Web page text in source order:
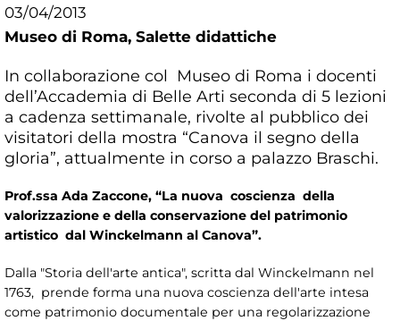
03/04/2013
Museo di Roma, Salette didattiche
In collaborazione col Museo di Roma i docenti
dell’Accademia di Belle Arti seconda di 5 lezioni
a cadenza settimanale, rivolte al pubblico dei
visitatori della mostra “Canova il segno della
gloria”, attualmente in corso a palazzo Braschi.
Prof.ssa Ada Zaccone, “La nuova coscienza della
valorizzazione e della conservazione del patrimonio
artistico dal Winckelmann al Canova”.
Dalla "Storia dell'arte antica", scritta dal Winckelmann nel
1763, prende forma una nuova coscienza dell'arte intesa
come patrimonio documentale per una regolarizzazione